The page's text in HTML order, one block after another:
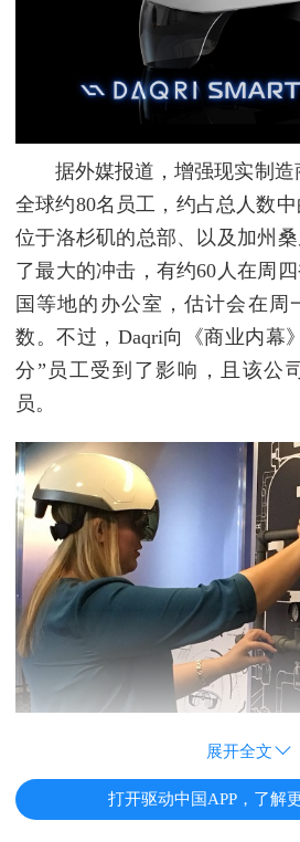
据外媒报道，增强现实制
全球约80名员工，约占总人数
位于洛杉矶的总部、以及加州
了最大的冲击，有约60人在周
国等地的办公室，估计会在周
数。不过，Daqri向《商业内幕
分”员工受到了影响，且该公
员。
展开全文
打开驱动中国APP，了解